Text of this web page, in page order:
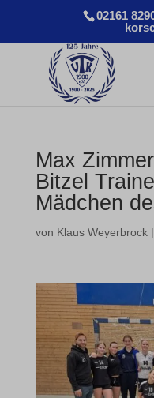
02161
Max
Bitzel
Mädchen
von Klaus Weyerbrock|